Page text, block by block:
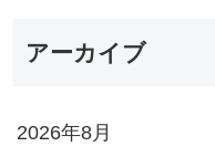
アーカイブ
2026年8月